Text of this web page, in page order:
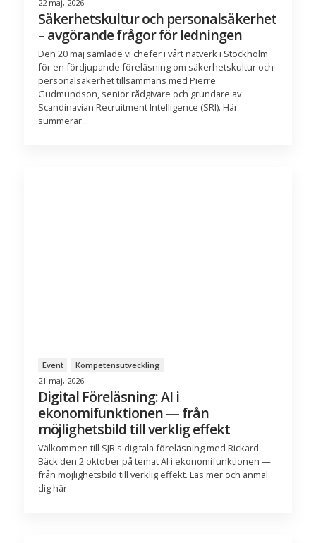
22 maj, 2026
Säkerhetskultur och personalsäkerhet
– avgörande frågor för ledningen
Den 20 maj samlade vi chefer i vårt nätverk i Stockholm
för en fördjupande föreläsning om säkerhetskultur och
personalsäkerhet tillsammans med Pierre
Gudmundson, senior rådgivare och grundare av
Scandinavian Recruitment Intelligence (SRI). Här
summerar...
Event
Kompetensutveckling
21 maj, 2026
Digital Föreläsning: AI i
ekonomifunktionen — från
möjlighetsbild till verklig effekt
Välkommen till SJR:s digitala föreläsning med Rickard
Bäck den 2 oktober på temat AI i ekonomifunktionen —
från möjlighetsbild till verklig effekt. Läs mer och anmäl
dig här.